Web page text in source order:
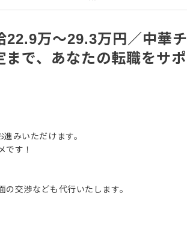
22.9万～29.3万円／中華チ
で、あなたの転職をサポ
みいただけます。
です！
交渉なども代行いたします。